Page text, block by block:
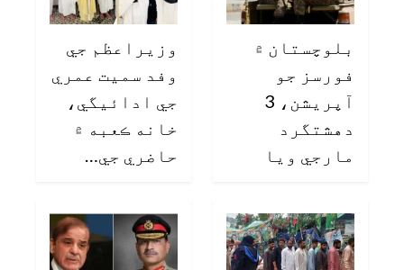
بلوچستان ۾
فورسز جو
آپريشن، 3
دهشتگرد
مارجي ويا
وزيراعظم جي
وفد سميت عمري
جي ادائيگي،
خانه ڪعبه ۾
حاضري جي…